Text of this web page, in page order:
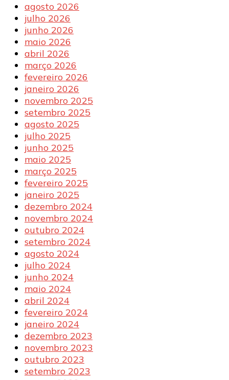
agosto 2026
julho 2026
junho 2026
maio 2026
abril 2026
março 2026
fevereiro 2026
janeiro 2026
novembro 2025
setembro 2025
agosto 2025
julho 2025
junho 2025
maio 2025
março 2025
fevereiro 2025
janeiro 2025
dezembro 2024
novembro 2024
outubro 2024
setembro 2024
agosto 2024
julho 2024
junho 2024
maio 2024
abril 2024
fevereiro 2024
janeiro 2024
dezembro 2023
novembro 2023
outubro 2023
setembro 2023